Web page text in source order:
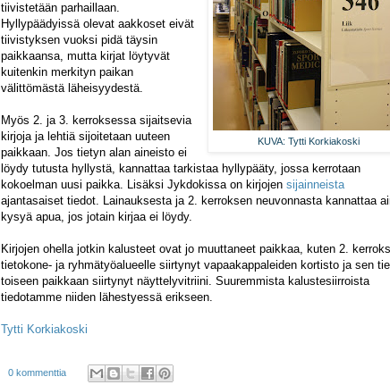
KUVA: Tytti Korkiakoski
tiivistetään parhaillaan.
Hyllypäädyissä olevat aakkoset eivät
tiivistyksen vuoksi pidä täysin
paikkaansa, mutta kirjat löytyvät
kuitenkin merkityn paikan
välittömästä läheisyydestä.
Myös 2. ja 3. kerroksessa sijaitsevia
kirjoja ja lehtiä sijoitetaan uuteen
paikkaan. Jos tietyn alan aineisto ei
löydy tutusta hyllystä, kannattaa tarkistaa hyllypääty, jossa kerrotaan
kokoelman uusi paikka. Lisäksi Jykdokissa on kirjojen sijainneista
ajantasaiset tiedot. Lainauksesta ja 2. kerroksen neuvonnasta kannattaa
kysyä apua, jos jotain kirjaa ei löydy.
Kirjojen ohella jotkin kalusteet ovat jo muuttaneet paikkaa, kuten 2.
tietokone- ja ryhmätyöalueelle siirtynyt vapaakappaleiden kortisto ja sen
toiseen paikkaan siirtynyt näyttelyvitriini. Suuremmista kalustesiirroista
tiedotamme niiden lähestyessä erikseen.
Tytti Korkiakoski
0 kommenttia